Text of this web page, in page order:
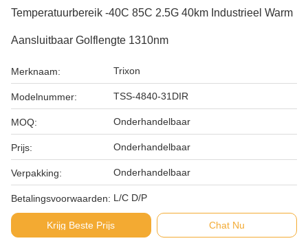
Temperatuurbereik -40C 85C 2.5G 40km Industrieel Warm
Aansluitbaar Golflengte 1310nm
Merknaam: Trixon
Modelnummer: TSS-4840-31DIR
MOQ: Onderhandelbaar
Prijs: Onderhandelbaar
Verpakking: Onderhandelbaar
Betalingsvoorwaarden: L/C D/P
Krijg Beste Prijs Chat Nu